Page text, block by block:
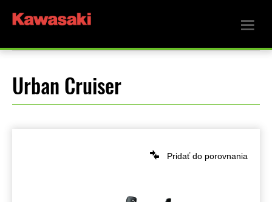
Urban Cruiser
Pridať do porovnania